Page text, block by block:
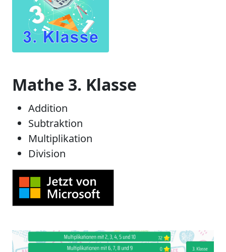
Mathe 3. Klasse
Addition
Subtraktion
Multiplikation
Division